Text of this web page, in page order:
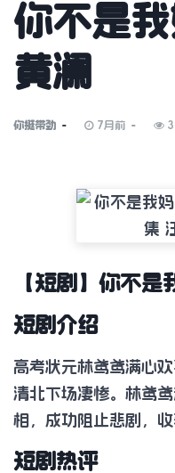
你不是
黄澜
你挺带劲 7月前
【短剧】你不
短剧介绍
高考状元林鸢鸢满心
清北下场凄惨。林鸢
相，成功阻止悲剧，
短剧热评